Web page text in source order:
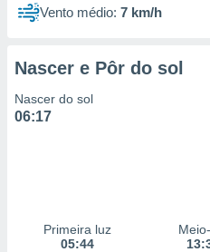
Vento médio: 7 km/h
Nascer e Pôr do sol
Nascer do sol
06:17
Primeira luz
05:44